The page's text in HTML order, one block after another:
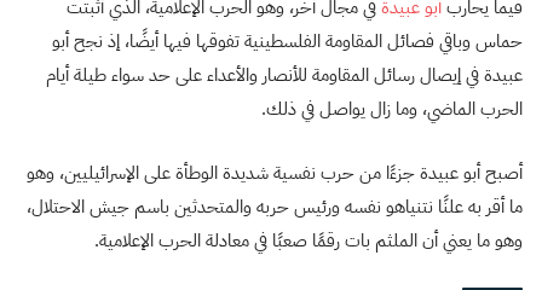
فيما يحاربأبو عبيدةفي مجال آخر، وهو الحرب الإعلامية، الذي أثبتت
حماس وباقي فصائل المقاومة الفلسطينية تفوقها فيها أيضًا، إذ نجح أبو
عبيدة في إيصال رسائل المقاومة للأنصار والأعداء على حد سواء طيلة أيام
الحرب الماضي، وما زال يواصل في ذلك.
أصبح أبو عبيدة جزءًا من حرب نفسية شديدة الوطأة على الإسرائيليين، وهو
ما أقر به علنًا نتنياهو نفسه ورئيس حربه والمتحدثين باسم جيش الاحتلال،
وهو ما يعني أن الملثم بات رقمًا صعبًا في معادلة الحرب الإعلامية.